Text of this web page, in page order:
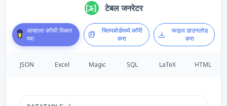
टेबल जनरेटर
आम्हाला कॉफी विकत
घ्या
क्लिपबोर्डमध्ये कॉपी
करा
फाइल डाउनलोड
करा
JSON Excel Magic SQL LaTeX HTML